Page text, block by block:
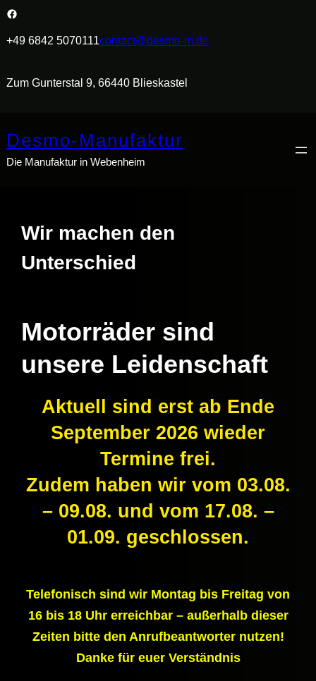
Facebook
+49 6842 5070111contact@desmo-m.de
Zum Gunterstal 9, 66440 Blieskastel
Desmo-Manufaktur
Die Manufaktur in Webenheim
Wir machen den
Unterschied
Motorräder sind
unsere Leidenschaft
Aktuell sind erst ab Ende
September 2026 wieder
Termine frei.
Zudem haben wir vom 03.08.
– 09.08. und vom 17.08. –
01.09. geschlossen.
Telefonisch sind wir Montag bis Freitag von
16 bis 18 Uhr erreichbar – außerhalb dieser
Zeiten bitte den Anrufbeantworter nutzen!
Danke für euer Verständnis